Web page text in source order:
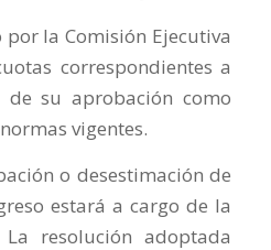
la Comisión Ejecutiva
correspondientes a
su aprobación como
vigentes.
o desestimación de
estará a cargo de la
La resolución adoptada